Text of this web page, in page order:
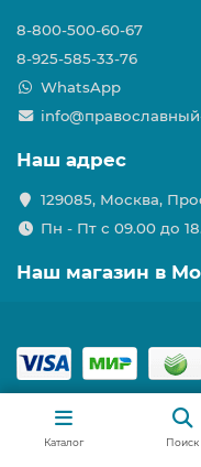
8-800-500-60-67
8-925-585-33-76
WhatsApp
Наш адрес
129085, Москва,
Пн - Пт с 09.00 до
Наш магазин в
Каталог Поиск